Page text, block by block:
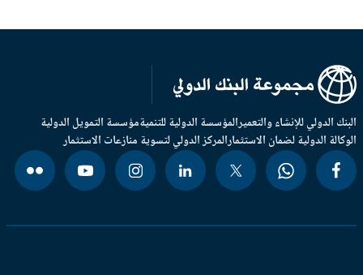
الدولي للإنشاء والتعميرالمؤسسة الدولية للتنميةمؤسسة التمويل الدولية
الدولية لضمان الاستثمارالمركز الدولي لتسوية منازعات الاستثمار